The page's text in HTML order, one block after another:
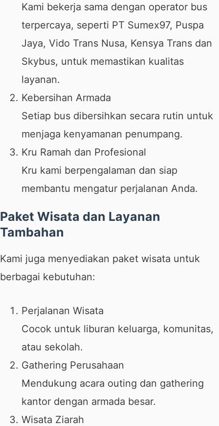
Kami bekerja sama dengan operator bus
terpercaya, seperti PT Sumex97, Puspa
Jaya, Vido Trans Nusa, Kensya Trans dan
Skybus, untuk memastikan kualitas
layanan.
Kebersihan Armada
Setiap bus dibersihkan secara rutin untuk
menjaga kenyamanan penumpang.
Kru Ramah dan Profesional
Kru kami berpengalaman dan siap
membantu mengatur perjalanan Anda.
Paket Wisata dan Layanan
Tambahan
Kami juga menyediakan paket wisata untuk
berbagai kebutuhan:
Perjalanan Wisata
Cocok untuk liburan keluarga, komunitas,
atau sekolah.
Gathering Perusahaan
Mendukung acara outing dan gathering
kantor dengan armada besar.
Wisata Ziarah